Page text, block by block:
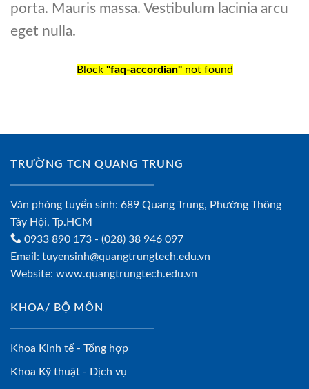
porta. Mauris massa. Vestibulum lacinia arcu
eget nulla.
Block "faq-accordian"not found
TRƯỜNG TCN QUANG TRUNG
Văn phòng tuyển sinh: 689 Quang Trung, Phường Thông
Tây Hội, Tp.HCM
0933 890 173 - (028) 38 946 097
Email: tuyensinh@quangtrungtech.edu.vn
Website: www.quangtrungtech.edu.vn
KHOA/ BỘ MÔN
Khoa Kinh tế - Tổng hợp
Khoa Kỹ thuật - Dịch vụ